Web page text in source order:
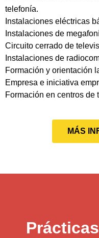
telefonía.
Instalaciones eléctricas
Instalaciones de
Circuito cerrado de
Instalaciones de
Formación y orientación
Empresa e iniciativa
Formación en centros de
MÁS